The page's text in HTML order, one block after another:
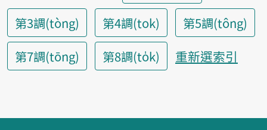
第3調(tòng)
第4調(tok)
第5調(tông)
第7調(tōng)
第8調(to̍k) 重新選索引